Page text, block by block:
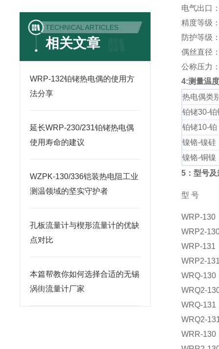
TECHNICAL ARTICLES
相关文章
WRP-132铂铑热电偶的使用方
法分享
延长WRP-230/231铂铑热电偶
使用寿命的建议
WZPK-130/336铠装热电阻工业
测温领域的坚实守护者
孔板流量计与楔形流量计的优缺
点对比
本篇帮教你如何选择合适的无锡
涡街流量计厂家
电气出口
精度等级
防护等级
偶丝直径
公称压力
4:测量温
热电偶类
铂铑30-铂
铂铑10-铂
镍铬-镍硅
镍铬-铜镍
5：型号及
型 号
WRP-130
WRP2-
WRP-131
WRP2-
WRQ-130
WRQ2-
WRQ-131
WRQ2-
WRR-130